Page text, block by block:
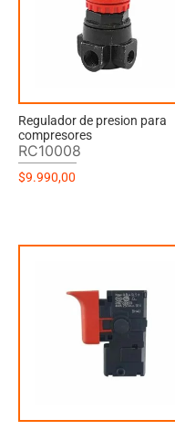
Regulador de presion para
compresores
RC10008
$9.990,00